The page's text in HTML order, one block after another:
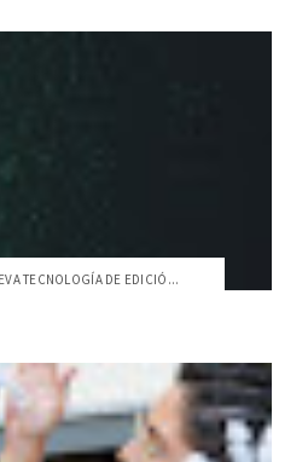
TECNOLOGÍA DE EDICIÓ...